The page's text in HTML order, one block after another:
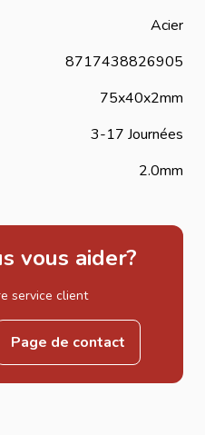
Acier
8717438826905
75x40x2mm
3-17 Journées
2.0mm
vous aider?
service client
Page de contact